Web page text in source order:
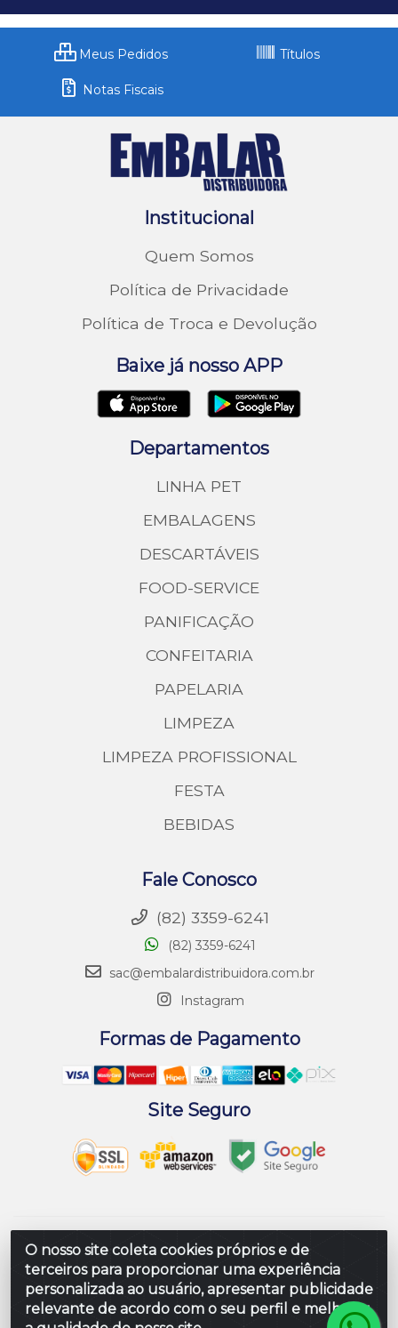
O nosso site coleta cookies próprios e de
terceiros para proporcionar uma experiência
personalizada ao usuário, apresentar publicidade
relevante de acordo com o seu perfil e melhorar
Meus Pedidos Títulos
Notas Fiscais
Institucional
Quem Somos
Política de Privacidade
Política de Troca e Devolução
Baixe já nosso APP
Departamentos
LINHA PET
EMBALAGENS
DESCARTÁVEIS
FOOD-SERVICE
PANIFICAÇÃO
CONFEITARIA
PAPELARIA
LIMPEZA
LIMPEZA PROFISSIONAL
FESTA
BEBIDAS
Fale Conosco
(82) 3359-6241
(82) 3359-6241
sac@embalardistribuidora.com.br
Instagram
Formas de Pagamento
Site Seguro
Embalar Distribuidora de Embalagens LTDA - Rodovia
Br 104 Al, Loteamento Paraiso, S/N - Prefeito Antonio L
de Souza, Rio Largo/AL - CEP 57100-000 - CNPJ
10.347.424/0001-80